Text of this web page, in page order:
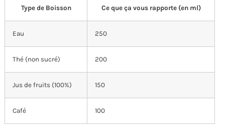
Type de Boisson Ce que ça vous rapporte (en ml)
Eau 250
Thé (non sucré) 200
Jus de fruits (100%) 150
Café 100